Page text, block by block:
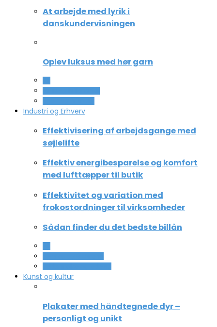
At arbejde med lyrik i
danskundervisningen
Oplev luksus med hør garn
Industri og Erhverv
Effektivisering af arbejdsgange med
søjlelifte
Effektiv energibesparelse og komfort
med lufttæpper til butik
Effektivitet og variation med
frokostordninger til virksomheder
Sådan finder du det bedste billån
Kunst og kultur
Plakater med håndtegnede dyr –
personligt og unikt